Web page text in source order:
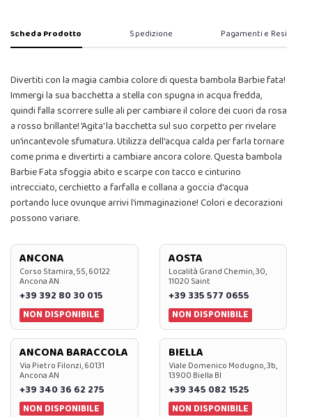
Scheda Prodotto Spedizione Pagamenti e Resi
Divertiti con la magia cambia colore di questa bambola Barbie fata!
Immergi la sua bacchetta a stella con spugna in acqua fredda,
quindi falla scorrere sulle ali per cambiare il colore dei cuori da rosa
a rosso brillante! 'Agita' la bacchetta sul suo corpetto per rivelare
un'incantevole sfumatura. Utilizza dell'acqua calda per farla tornare
come prima e divertirti a cambiare ancora colore. Questa bambola
Barbie Fata sfoggia abito e scarpe con tacco e cinturino
intrecciato, cerchietto a farfalla e collana a goccia d'acqua
portando luce ovunque arrivi l'immaginazione! Colori e decorazioni
possono variare.
ANCONA
Corso Stamira, 55, 60122
Ancona AN
+39 392 80 30 015
NON DISPONIBILE
AOSTA
Località Grand Chemin, 30,
11020 Saint
+39 335 577 0655
NON DISPONIBILE
ANCONA BARACCOLA
Via Pietro Filonzi, 60131
Ancona AN
+39 340 36 62 275
NON DISPONIBILE
BIELLA
Viale Domenico Modugno, 3b,
13900 Biella BI
+39 345 082 1525
NON DISPONIBILE